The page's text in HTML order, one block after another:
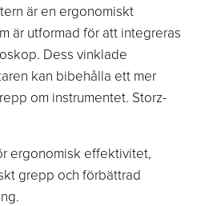
är en ergonomiskt
är utformad för att integreras
Dess vinklade
kan bibehålla ett mer
om instrumentet. Storz-
ergonomisk effektivitet,
grepp och förbättrad